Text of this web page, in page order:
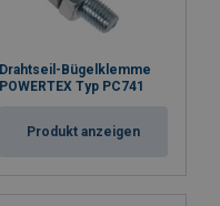
Drahtseil-Bügelklemme
POWERTEX Typ PC741
Produkt anzeigen